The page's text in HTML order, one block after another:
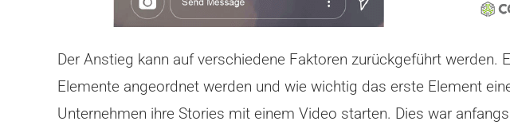
Der Anstieg kann auf verschiedene Faktoren zurückgeführt
Elemente angeordnet werden und wie wichtig das erste Element
Unternehmen ihre Stories mit einem Video starten. Dies war